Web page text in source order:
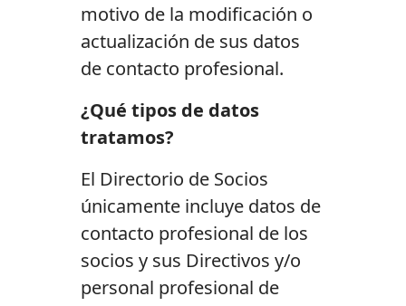
motivo de la modificación o
actualización de sus datos
de contacto profesional.
¿Qué tipos de datos
tratamos?
El Directorio de Socios
únicamente incluye datos de
contacto profesional de los
socios y sus Directivos y/o
personal profesional de